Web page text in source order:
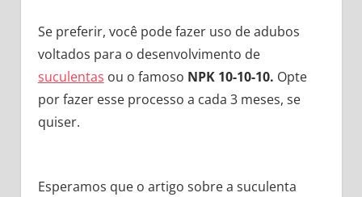
Se preferir, você pode fazer uso de adubos
voltados para o desenvolvimento de
suculentas ou o famoso NPK 10-10-10. Opte
por fazer esse processo a cada 3 meses, se
quiser.
Esperamos que o artigo sobre a suculenta